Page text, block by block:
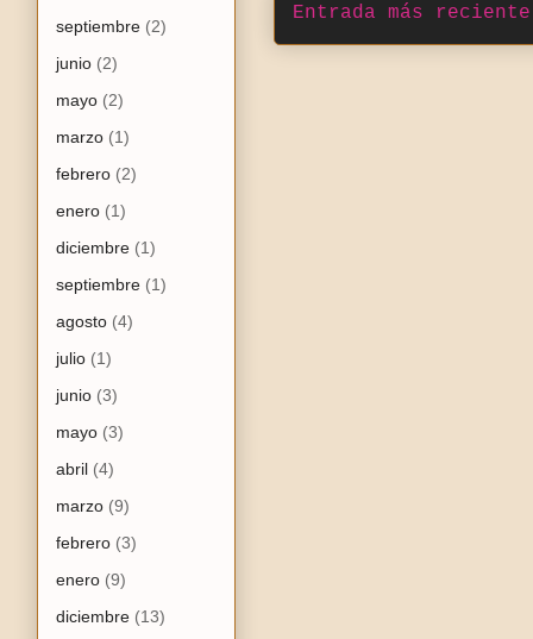
Entrada más reciente
septiembre (2)
junio (2)
mayo (2)
marzo (1)
febrero (2)
enero (1)
diciembre (1)
septiembre (1)
agosto (4)
julio (1)
junio (3)
mayo (3)
abril (4)
marzo (9)
febrero (3)
enero (9)
diciembre (13)